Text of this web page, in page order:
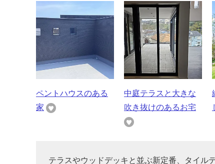
ペントハウスのある
家
中庭テラスと大きな
吹き抜けのあるお宅
テラスやウッドデッキと並ぶ新定番、タイル